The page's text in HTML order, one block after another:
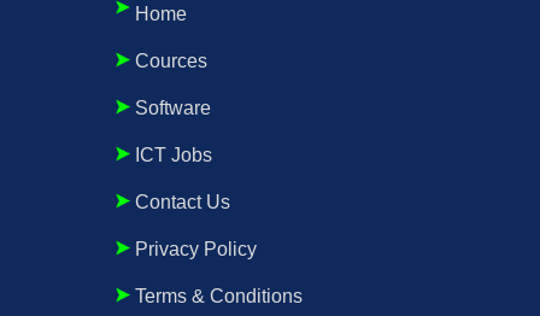
Home
Cources
Software
ICT Jobs
Contact Us
Privacy Policy
Terms & Conditions